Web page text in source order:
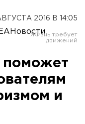
2016 В 14:05
ЕАНовости
поможет
и